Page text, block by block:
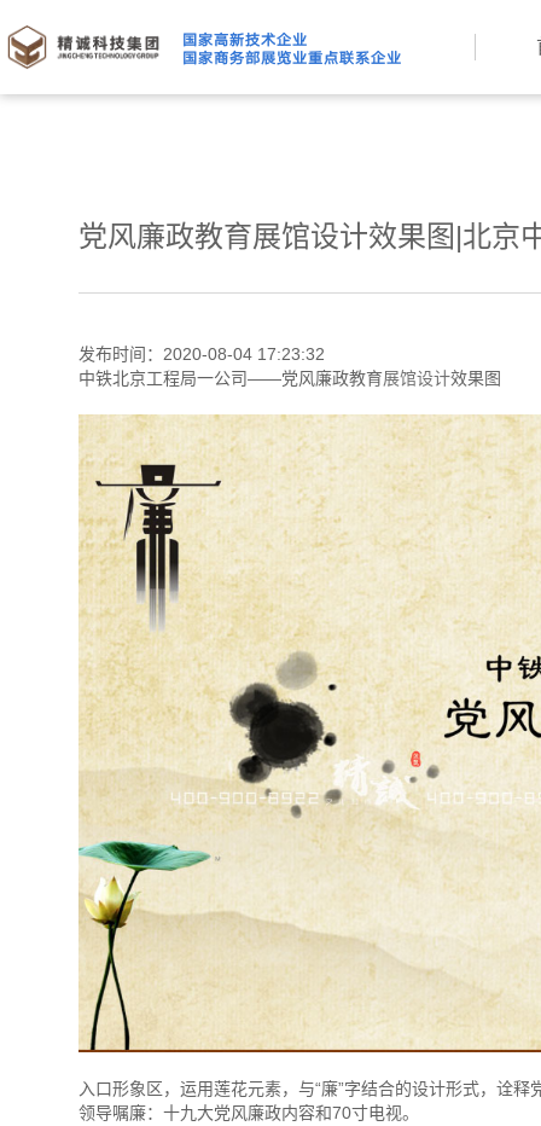
党风廉政教育展馆设计效果图|北京
发布时间：2020-08-04 17:23:32
中铁北京工程局一公司——党风廉政教育展馆设计效果图
入口形象区，运用莲花元素，与“廉”字结合的设计形式，诠释
领导嘱廉：十九大党风廉政内容和70寸电视。